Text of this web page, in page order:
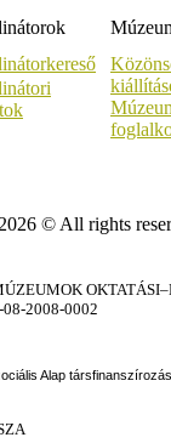
© All rights
2008-0002
Alap